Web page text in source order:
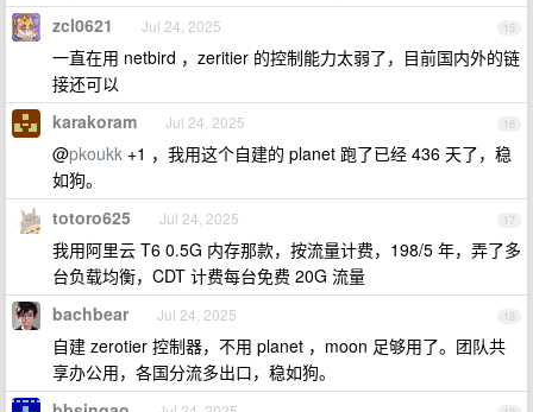
15
zcl0621 Jul 24, 2025
一直在用 netbird ，zeritier 的控制能力太弱了，目前国内外的链
接还可以
16
karakoram Jul 24, 2025
@pkoukk +1 ，我用这个自建的 planet 跑了已经 436 天了，稳
如狗。
17
totoro625 Jul 24, 2025
我用阿里云 T6 0.5G 内存那款，按流量计费，198/5 年，弄了多
台负载均衡，CDT 计费每台免费 20G 流量
18
bachbear Jul 24, 2025
自建 zerotier 控制器，不用 planet ，moon 足够用了。团队共
享办公用，各国分流多出口，稳如狗。